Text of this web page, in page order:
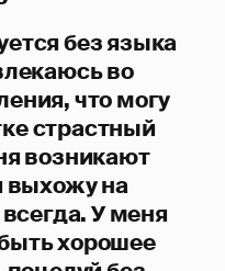
без языка
во
что могу
страстный
возникают
выхожу на
У меня
хорошее